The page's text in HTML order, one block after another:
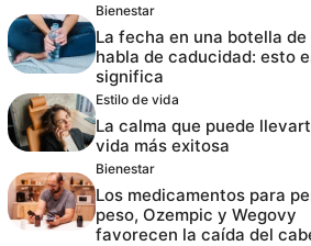
Bienestar
La fecha en una botella de
habla de caducidad: esto
significa
Estilo de vida
La calma que puede
vida más exitosa
Bienestar
Los medicamentos para
peso, Ozempic y Wegovy
favorecen la caída del